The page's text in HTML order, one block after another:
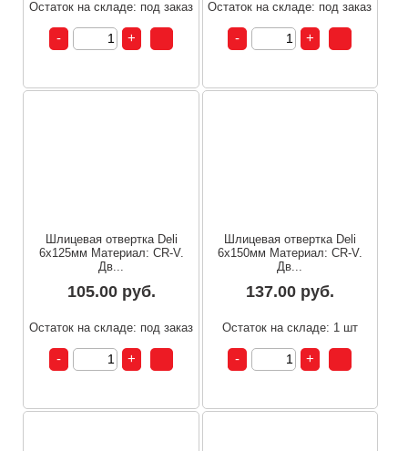
Остаток на складе: под заказ Остаток на складе: под заказ
Шлицевая отвертка Deli
6х125мм Материал: CR-V.
Дв...
105.00 руб.
Остаток на складе: под заказ
Шлицевая отвертка Deli
6х150мм Материал: CR-V.
Дв...
137.00 руб.
Остаток на складе: 1 шт